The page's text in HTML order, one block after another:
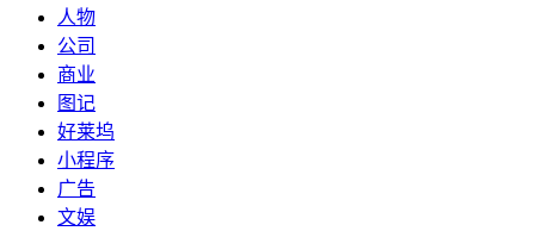
人物
公司
商业
图记
好莱坞
小程序
广告
文娱